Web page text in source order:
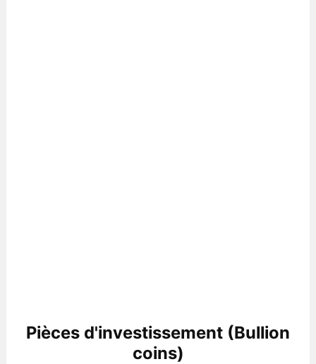
Pièces d'investissement (Bullion
coins)